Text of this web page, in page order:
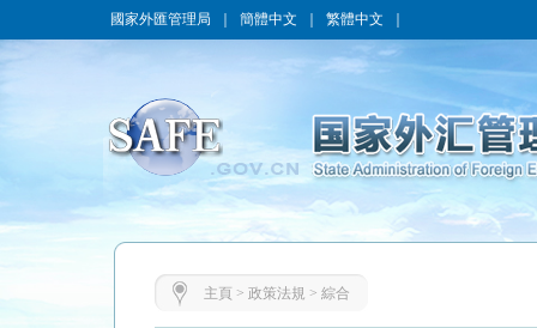
國家外匯管理局 簡體中文 繁體中文
主頁 > 政策法規 > 綜合